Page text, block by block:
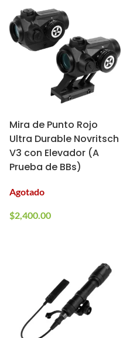
Mira de Punto Rojo
Ultra Durable Novritsch
V3 con Elevador (A
Prueba de BBs)
Agotado
$2,400.00